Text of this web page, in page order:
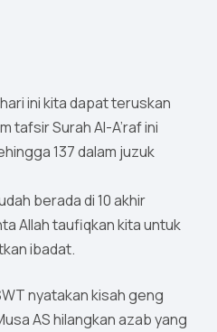
ini kita dapat teruskan
tafsir Surah Al-A’raf ini
137 dalam juzuk
berada di 10 akhir
Allah taufiqkan kita untuk
ibadat.
nyatakan kisah geng
AS hilangkan azab yang